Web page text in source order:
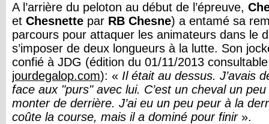
A l’arrière du peloton au début de l’épreuve,
et Chesnette par RB Chesne) a entamé sa
parcours pour attaquer les animateurs dans le
s’imposer de deux longueurs à la lutte. Son
confié à JDG (édition du 01/11/2013
jourdegalop.com): « Il était au dessus. J’avais
face aux "purs" avec lui. C’est un cheval un
monter de derrière. J’ai eu un peu peur à la
coûte la course, mais il a dominé pour finir».